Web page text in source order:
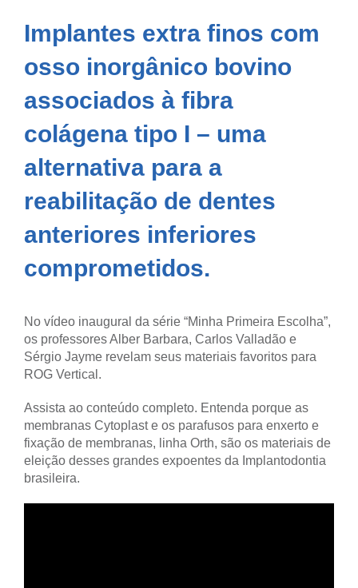
Implantes extra finos com
osso inorgânico bovino
associados à fibra
colágena tipo I – uma
alternativa para a
reabilitação de dentes
anteriores inferiores
comprometidos.
No vídeo inaugural da série “Minha Primeira Escolha”,
os professores Alber Barbara, Carlos Valladão e
Sérgio Jayme revelam seus materiais favoritos para
ROG Vertical.
Assista ao conteúdo completo. Entenda porque as
membranas Cytoplast e os parafusos para enxerto e
fixação de membranas, linha Orth, são os materiais de
eleição desses grandes expoentes da Implantodontia
brasileira.